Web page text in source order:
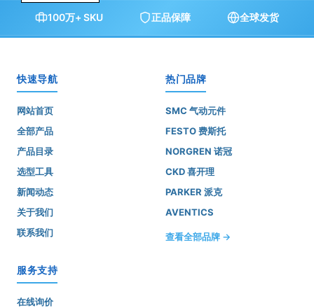
100万+ SKU 正品保障 全球发货
快速导航
网站首页
全部产品
产品目录
选型工具
新闻动态
关于我们
联系我们
热门品牌
SMC 气动元件
FESTO 费斯托
NORGREN 诺冠
CKD 喜开理
PARKER 派克
AVENTICS
查看全部品牌 →
服务支持
在线询价